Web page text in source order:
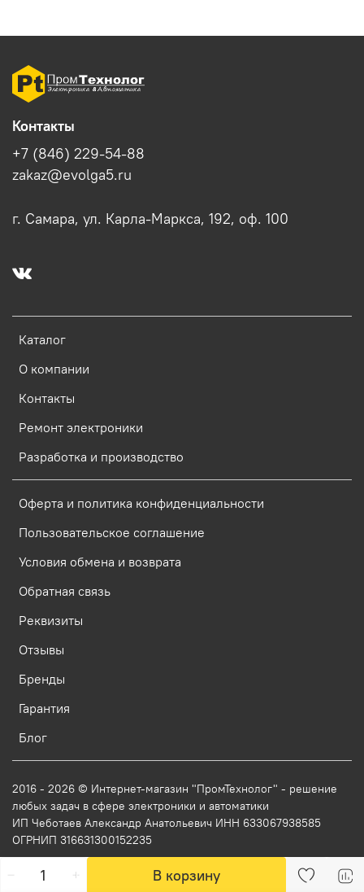
В корзину
Каталог
О компании
Контакты
Ремонт электроники
Разработка и производство
Оферта и политика конфиденциальности
Пользовательское соглашение
Условия обмена и возврата
Обратная связь
Реквизиты
Отзывы
Бренды
Гарантия
Блог
Контакты
+7 (846) 229-54-88
zakaz@evolga5.ru
г. Самара, ул. Карла-Маркса, 192, оф. 100
2016 - 2026 © Интернет-магазин "ПромТехнолог" - решение
любых задач в сфере электроники и автоматики
ИП Чеботаев Александр Анатольевич ИНН 633067938585
ОГРНИП 316631300152235